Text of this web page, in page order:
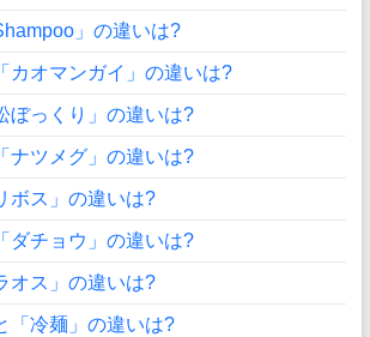
」の違いは?
カオマンガイ」の違いは?
ぼっくり」の違いは?
ナツメグ」の違いは?
ボス」の違いは?
ダチョウ」の違いは?
オス」の違いは?
「冷麺」の違いは?